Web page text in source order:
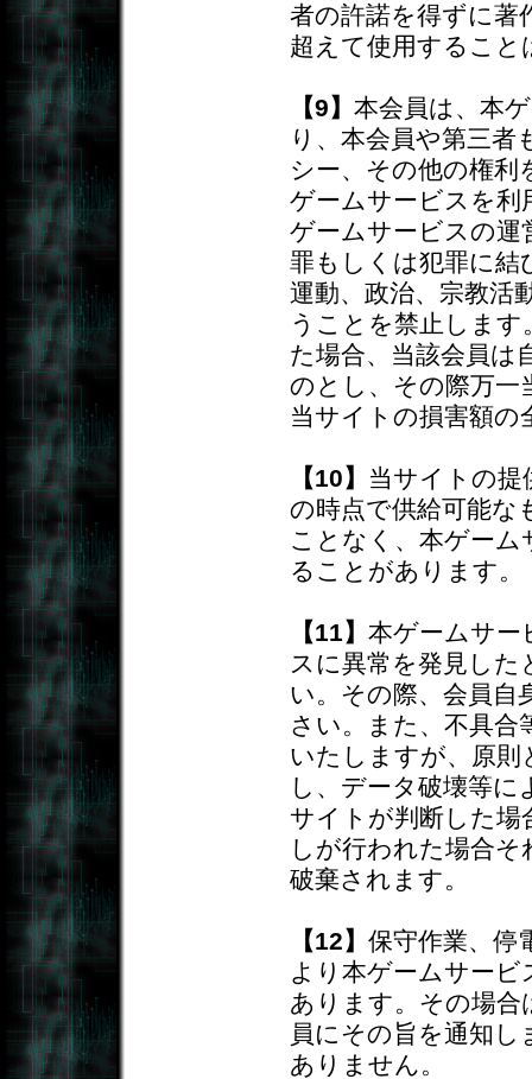
者の許諾を得ずに著
超えて使用すること
【9】本会員は、本
り、本会員や第三
シー、その他の権利
ゲームサービスを
ゲームサービスの運
罪もしくは犯罪に結
運動、政治、宗教活
うことを禁止しま
た場合、当該会員は
のとし、その際万一
当サイトの損害額の
【10】 当サイトの
の時点で供給可能な
ことなく、本ゲーム
ることがあります。
【11】本ゲームサー
スに異常を発見し
い。その際、会員自
さい。また、不具合
いたしますが、原
し、データ破壊等
サイトが判断した
しが行われた場合
破棄されます。
【12】保守作業、停
より本ゲームサー
あります。その場合
員にその旨を通知
ありません。